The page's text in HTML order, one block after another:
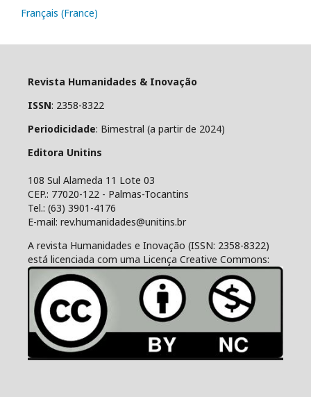
Français (France)
Revista Humanidades & Inovação
ISSN: 2358-8322
Periodicidade: Bimestral (a partir de 2024)
Editora Unitins
108 Sul Alameda 11 Lote 03
CEP.: 77020-122 - Palmas-Tocantins
Tel.: (63) 3901-4176
E-mail: rev.humanidades@unitins.br
A revista Humanidades e Inovação (ISSN: 2358-8322)
está licenciada com uma Licença Creative Commons: